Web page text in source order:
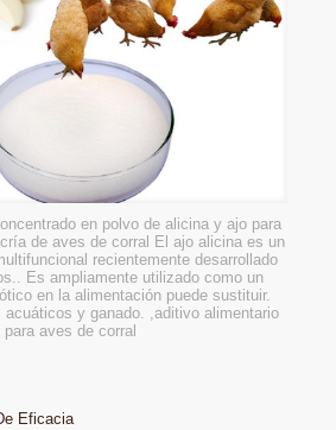
en polvo de alicina y ajo para
de aves de corral El ajo alicina es un
recientemente desarrollado
Es ampliamente utilizado como un
en la alimentación puede sustituir.
y ganado. ,aditivo alimentario
para aves de corral
Eficacia